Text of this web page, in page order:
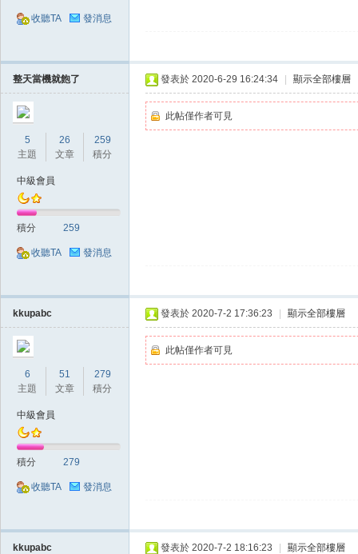
收聽TA 發消息
整天當機就飽了
5
主題
26
文章
259
積分
中級會員
積分 259
收聽TA 發消息
發表於 2020-6-29 16:24:34 顯示全部樓層
此帖僅作者可見
kkupabc
6
主題
51
文章
279
積分
中級會員
積分 279
收聽TA 發消息
發表於 2020-7-2 17:36:23 顯示全部樓層
此帖僅作者可見
kkupabc 發表於 2020-7-2 18:16:23 顯示全部樓層